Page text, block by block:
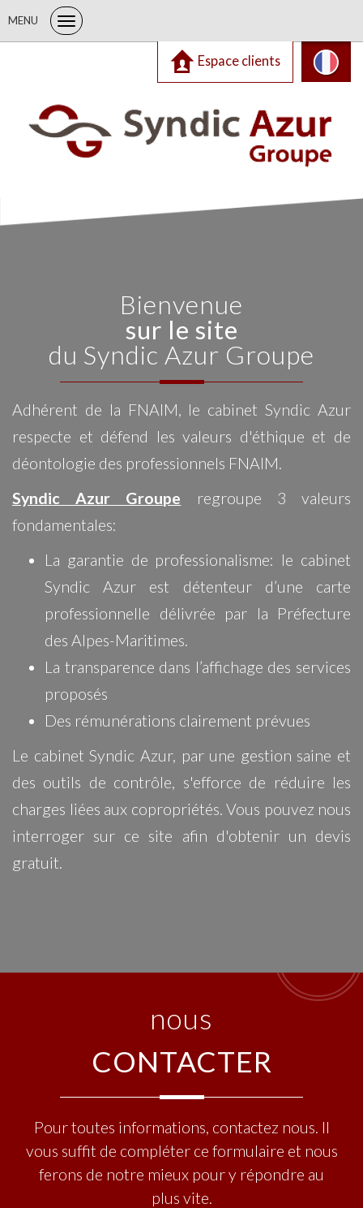
MENU
Espace clients
Bienvenue
sur le site
du Syndic Azur Groupe
Adhérent de la FNAIM, le cabinet Syndic Azur
respecte et défend les valeurs d'éthique et de
déontologie des professionnels FNAIM.
Syndic Azur Groupe regroupe 3 valeurs
fondamentales:
La garantie de professionalisme: le cabinet
Syndic Azur est détenteur d’une carte
professionnelle délivrée par la Préfecture
des Alpes-Maritimes.
La transparence dans l’affichage des services
proposés
Des rémunérations clairement prévues
Le cabinet Syndic Azur, par une gestion saine et
des outils de contrôle, s'efforce de réduire les
charges liées aux copropriétés. Vous pouvez nous
interroger sur ce site afin d'obtenir un devis
gratuit.
nous
CONTACTER
Pour toutes informations, contactez nous. Il
vous suffit de compléter ce formulaire et nous
ferons de notre mieux pour y répondre au
plus vite.